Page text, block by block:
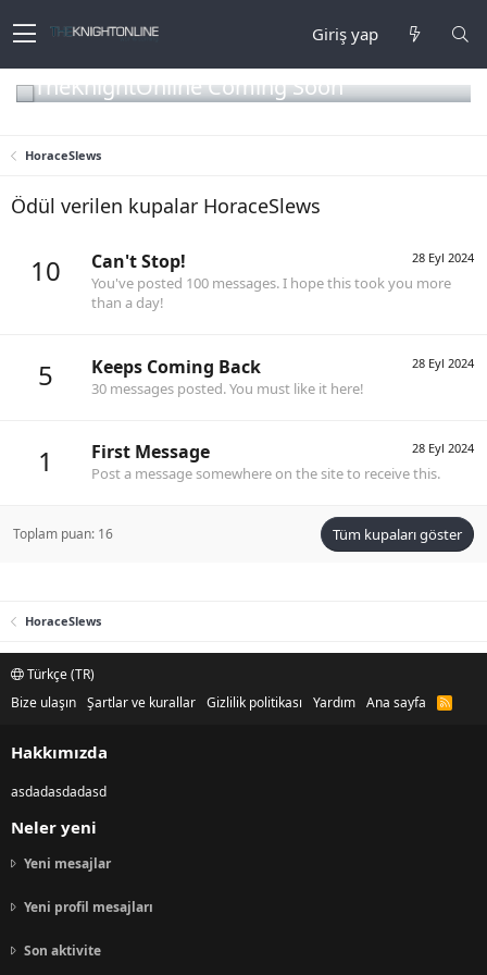
Giriş yap
TheKnightOnline Coming Soon
HoraceSlews
Ödül verilen kupalar HoraceSlews
10 28 Eyl 2024
Can't Stop!
You've posted 100 messages. I hope this took you more
than a day!
5 28 Eyl 2024
Keeps Coming Back
30 messages posted. You must like it here!
1 28 Eyl 2024
First Message
Post a message somewhere on the site to receive this.
Toplam puan: 16 Tüm kupaları göster
HoraceSlews
Türkçe (TR)
Bize ulaşın Şartlar ve kurallar Gizlilik politikası Yardım Ana sayfa
R
Hakkımızda
asdadasdadasd
Neler yeni
Yeni mesajlar
Yeni profil mesajları
Son aktivite